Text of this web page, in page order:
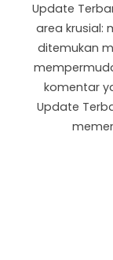
Update
area krusial:
ditemukan
komentar
Update